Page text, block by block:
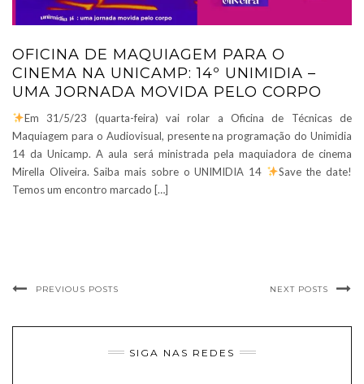
OFICINA DE MAQUIAGEM PARA O
CINEMA NA UNICAMP: 14º UNIMIDIA –
UMA JORNADA MOVIDA PELO CORPO
Em 31/5/23 (quarta-feira) vai rolar a Oficina de Técnicas de
Maquiagem para o Audiovisual, presente na programação do Unimidia
14 da Unicamp. A aula será ministrada pela maquiadora de cinema
Mirella Oliveira. Saiba mais sobre o UNIMIDIA 14
Save the date!
Temos um encontro marcado […]
PREVIOUS POSTS NEXT POSTS
SIGA NAS REDES